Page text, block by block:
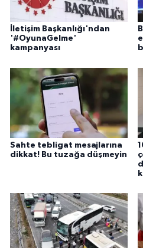
İletişim Başkanlığı'ndan
'#OyunaGelme'
kampanyası
Sahte tebligat mesajlarına
dikkat! Bu tuzağa düşmeyin